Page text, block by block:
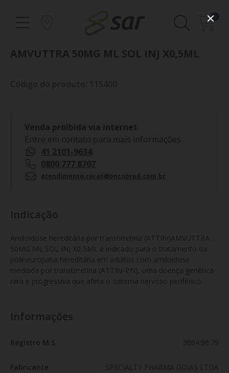
0
AMVUTTRA 50MG ML SOL INJ X0,5ML
Venda proibida via internet
Entre em contato para mais informações
41 2101-9634
0800 777 8707
atendimento.raras@oncoprod.com.br
Indicação
Amiloidose hereditária por transtirretina (ATTRv)AMVUTTRA
50MG ML SOL INJ X0,5ML é indicado para o tratamento da
polineuropatia hereditária em adultos com amiloidose
mediada por transtirretina (ATTRv-PN), uma doença genética
rara e progressiva que afeta o sistema nervoso periférico.
Informações
Registro M.S 3004.90.79
Fabricante SPECIALTY PHARMA GOIAS LTDA